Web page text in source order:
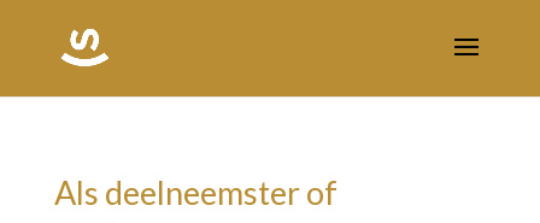
Als deelneemster of